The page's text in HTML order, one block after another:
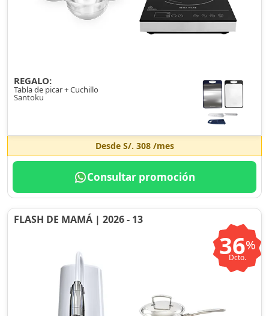
REGALO:
Tabla de picar + Cuchillo
Santoku
Desde S/. 308/mes
Consultar promoción
FLASH DE MAMÁ | 2026 - 13
36%
Dcto.